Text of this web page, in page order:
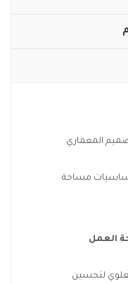
مساحة
لتحسين